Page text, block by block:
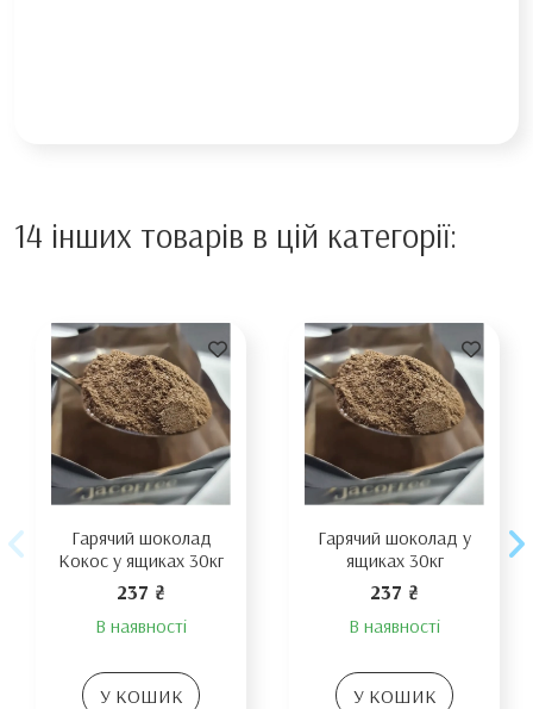
14 інших товарів в цій категорії:
Гарячий шоколад
Кокос у ящиках 30кг
237 ₴
В наявності
У КОШИК
Гарячий шоколад у
ящиках 30кг
237 ₴
В наявності
У КОШИК